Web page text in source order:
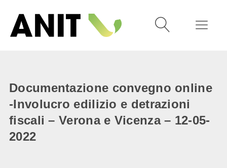
Documentazione convegno online
-Involucro edilizio e detrazioni
fiscali – Verona e Vicenza – 12-05-
2022